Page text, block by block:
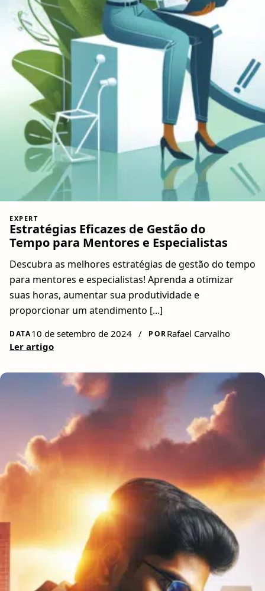
EXPERT
Estratégias Eficazes de Gestão do
Tempo para Mentores e Especialistas
Descubra as melhores estratégias de gestão do tempo
para mentores e especialistas! Aprenda a otimizar
suas horas, aumentar sua produtividade e
proporcionar um atendimento [...]
DATA10 de setembro de 2024 / PORRafael Carvalho
Ler artigo